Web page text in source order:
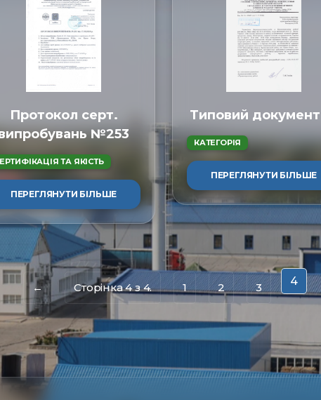
Протокол серт.
№253
ТА ЯКІСТЬ
ПЕРЕГЛЯНУТИ БІЛЬШЕ
Типовий документ
КАТЕГОРІЯ
ПЕРЕГЛЯНУТИ БІЛЬШЕ
← Сторінка 4 з 4. 1 2 3 4